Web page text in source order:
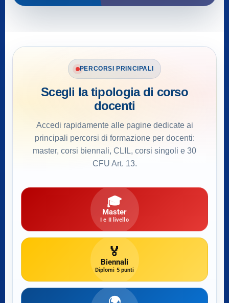
PERCORSI PRINCIPALI
Scegli la tipologia di corso
docenti
Accedi rapidamente alle pagine dedicate ai
principali percorsi di formazione per docenti:
master, corsi biennali, CLIL, corsi singoli e 30
CFU Art. 13.
🎓
Master
I e II livello
🏅
Biennali
Diplomi 5 punti